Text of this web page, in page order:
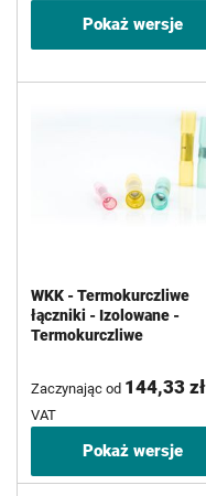
Pokaż wersje
WKK - Termokurczliwe
łączniki - Izolowane -
Termokurczliwe
Zaczynając od 144,33 zł
VAT
Pokaż wersje